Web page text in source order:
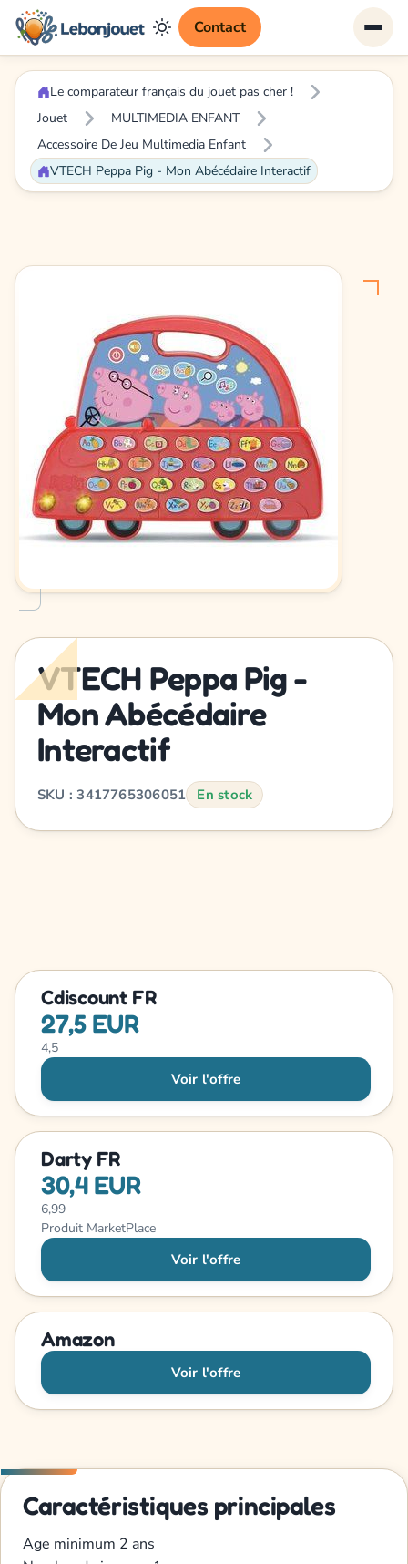
Contact
Le comparateur français du jouet pas cher !
Jouet
MULTIMEDIA ENFANT
Accessoire De Jeu Multimedia Enfant
VTECH Peppa Pig - Mon Abécédaire Interactif
VTECH Peppa Pig -
Mon Abécédaire
Interactif
SKU : 3417765306051 En stock
Cdiscount FR
27,5 EUR
4,5
Voir l'offre
Darty FR
30,4 EUR
6,99
Produit MarketPlace
Voir l'offre
Amazon
Voir l'offre
Caractéristiques principales
Age minimum 2 ans